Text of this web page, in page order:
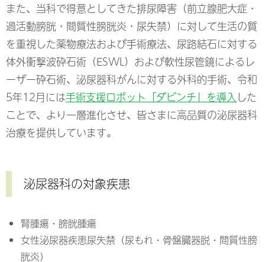
また、当科で得意としてきた排尿障害（前立腺肥大症・
過活動膀胱・間質性膀胱炎・尿失禁）に対して生活の質
を重視した薬物療法および手術療法、尿路結石に対する
体外衝撃波砕石術（ESWL）および軟性尿管鏡によるレ
ーザー砕石術、泌尿器科がんに対する外科的手術、令和
5年12月には手術支援ロボット「ダビンチ」を導入した
ことで、より一層進化させ、皆さまに高品質の泌尿器科
治療を提供しています。
泌尿器科の対象疾患
腎腫瘍・膀胱腫瘍
女性泌尿器疾患尿失禁（尿もれ・骨盤臓器脱・間質性膀
胱炎）